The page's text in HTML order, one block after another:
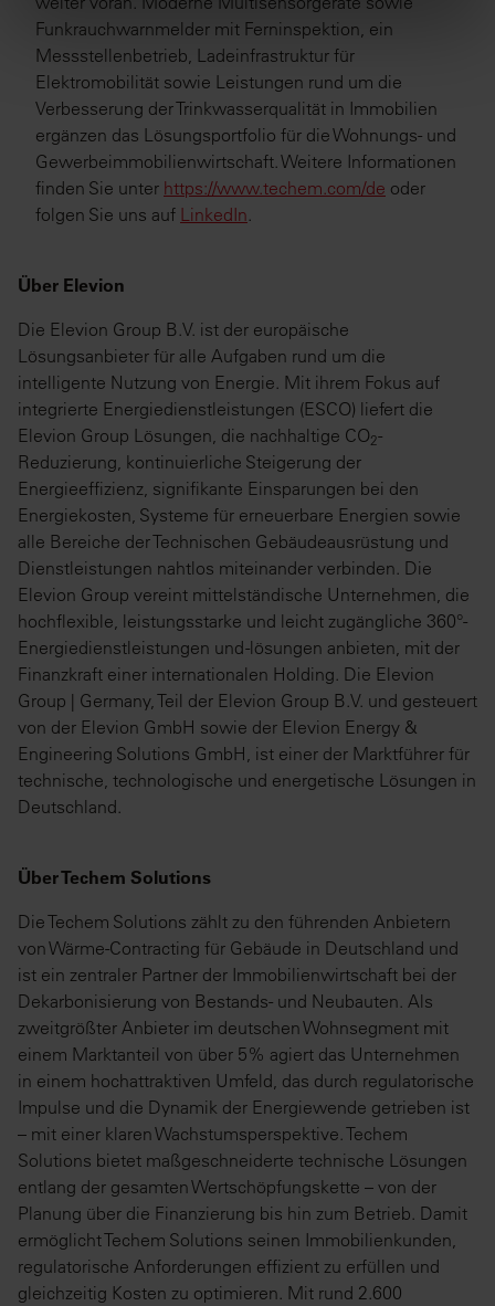
Funkrauchwarnmelder mit Ferninspektion, ein
Messstellenbetrieb, Ladeinfrastruktur für
Elektromobilität sowie Leistungen rund um die
Verbesserung der Trinkwasserqualität in Immobilien
ergänzen das Lösungsportfolio für die Wohnungs- und
Gewerbeimmobilienwirtschaft. Weitere Informationen
finden Sie unter https://www.techem.com/de oder
folgen Sie uns auf LinkedIn
Über Elevion
Die Elevion Group B.V. ist der europäische
Lösungsanbieter für alle Aufgaben rund um die
intelligente Nutzung von Energie. Mit ihrem Fokus auf
integrierte Energiedienstleistungen (ESCO) liefert die
Elevion Group Lösungen, die nachhaltige CO2-
Reduzierung, kontinuierliche Steigerung der
Energieeffizienz, signifikante Einsparungen bei den
Energiekosten, Systeme für erneuerbare Energien sowie
alle Bereiche der Technischen Gebäudeausrüstung und
Dienstleistungen nahtlos miteinander verbinden. Die
Elevion Group vereint mittelständische Unternehmen, die
hochflexible, leistungsstarke und leicht zugängliche 360°-
Energiedienstleistungen und -lösungen anbieten, mit der
Finanzkraft einer internationalen Holding. Die Elevion
Group | Germany, Teil der Elevion Group B.V. und gesteuert
von der Elevion GmbH sowie der Elevion Energy &
Engineering Solutions GmbH, ist einer der Marktführer für
technische, technologische und energetische Lösungen in
Deutschland.
Über Techem Solutions
Die Techem Solutions zählt zu den führenden Anbietern
von Wärme-Contracting für Gebäude in Deutschland und
ist ein zentraler Partner der Immobilienwirtschaft bei der
Dekarbonisierung von Bestands- und Neubauten. Als
zweitgrößter Anbieter im deutschen Wohnsegment mit
einem Marktanteil von über 5% agiert das Unternehmen
in einem hochattraktiven Umfeld, das durch regulatorische
Impulse und die Dynamik der Energiewende getrieben ist
– mit einer klaren Wachstumsperspektive. Techem
Solutions bietet maßgeschneiderte technische Lösungen
entlang der gesamten Wertschöpfungskette – von der
Planung über die Finanzierung bis hin zum Betrieb. Damit
ermöglicht Techem Solutions seinen Immobilienkunden,
regulatorische Anforderungen effizient zu erfüllen und
gleichzeitig Kosten zu optimieren. Mit rund 2.600